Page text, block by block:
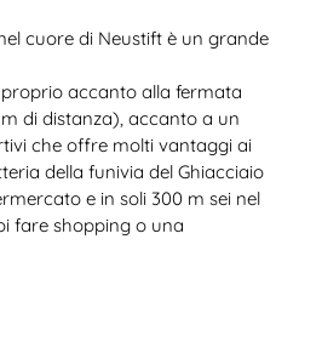
cuore di Neustift è un grande
accanto alla fermata
di distanza), accanto a un
che offre molti vantaggi ai
della funivia del Ghiacciaio
e in soli 300 m sei nel
fare shopping o una